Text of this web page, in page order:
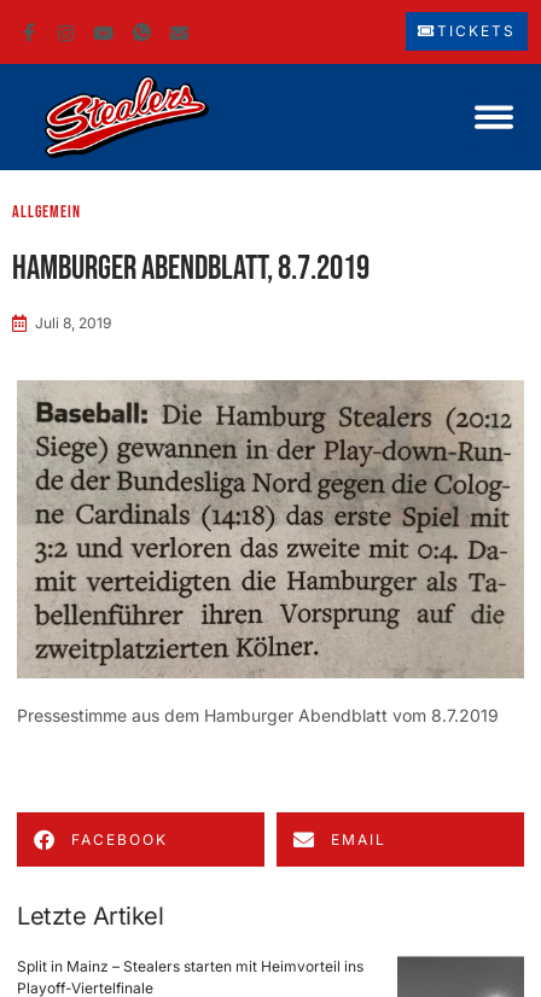
TICKETS
Allgemein
Hamburger Abendblatt, 8.7.2019
Juli 8, 2019
Pressestimme aus dem Hamburger Abendblatt vom 8.7.2019
FACEBOOK EMAIL
Letzte Artikel
Split in Mainz – Stealers starten mit Heimvorteil ins
Playoff-Viertelfinale